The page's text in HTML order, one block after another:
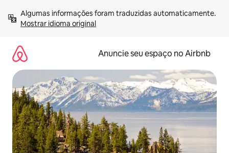
para
Mostrar idioma original
Anuncie seu espaço no Airbnb